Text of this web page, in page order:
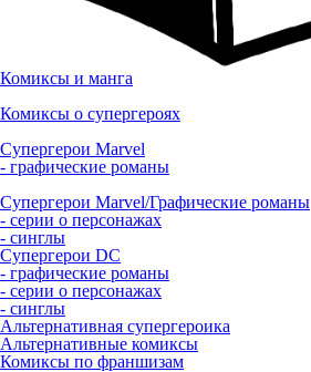
Комиксы и манга
Комиксы о супергероях
Супергерои Marvel
- графические романы
Супергерои Marvel/Графические романы
- серии о персонажах
- синглы
Супергерои DC
- графические романы
- серии о персонажах
- синглы
Альтернативная супергероика
Альтернативные комиксы
Комиксы по франшизам